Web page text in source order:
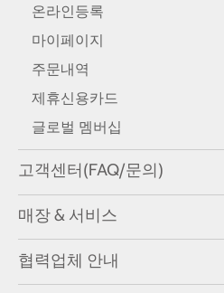
온라인등록
마이페이지
주문내역
제휴신용카드
글로벌 멤버십
고객센터(FAQ/문의)
매장 & 서비스
협력업체 안내